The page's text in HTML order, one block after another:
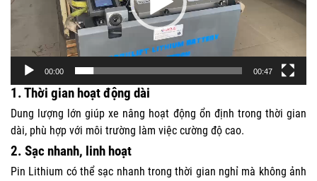
00:00 00:47
1. Thời gian hoạt động dài
Dung lượng lớn giúp xe nâng hoạt động ổn định trong thời gian
dài, phù hợp với môi trường làm việc cường độ cao.
2. Sạc nhanh, linh hoạt
Pin Lithium có thể sạc nhanh trong thời gian nghỉ mà không ảnh